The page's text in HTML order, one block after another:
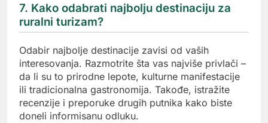
7. Kako odabrati najbolju destinaciju za
ruralni turizam?
Odabir najbolje destinacije zavisi od vaših
interesovanja. Razmotrite šta vas najviše privlači –
da li su to prirodne lepote, kulturne manifestacije
ili tradicionalna gastronomija. Takođe, istražite
recenzije i preporuke drugih putnika kako biste
doneli informisanu odluku.